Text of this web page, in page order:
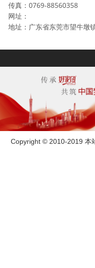
传真：0769-88560358
网址：
地址：广东省东莞市望牛墩
Copyright © 2010-2019 本